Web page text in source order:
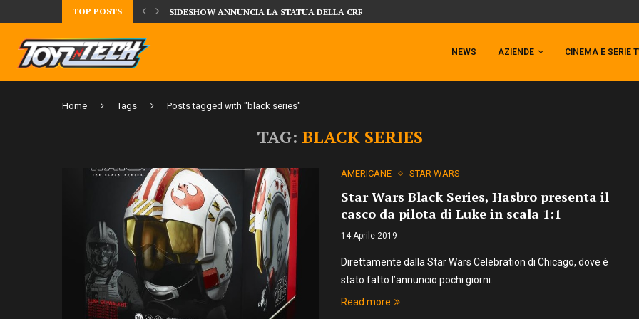
TOP POSTS
LA FIGURE DI IPPO MAKUNOUCHI! SIDESHOW ANNUNCIA LA STATUA DELLA CRRATURA DELLA LAGUNA...
NEWS AZIENDE CINEMA E SERIE
Home Tags Posts tagged with "black series"
TAG: BLACK SERIES
AMERICANE STAR WARS
Star Wars Black Series, Hasbro presenta il
casco da pilota di Luke in scala 1:1
14 Aprile 2019
Direttamente dalla Star Wars Celebration di Chicago, dove è
stato fatto l’annuncio pochi giorni…
Read more